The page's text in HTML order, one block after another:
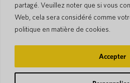
partagé. Veuillez noter que si vous
Web, cela sera considéré comme
politique en matière de cookies.
Accepter
Contactez-nous
Demande
Politique en matière de cookies